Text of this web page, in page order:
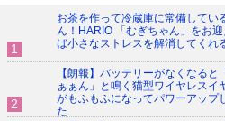
お茶を作って冷蔵庫に常備してい
ん！HARIO 「むぎちゃん」をお
ば小さなストレスを解消してくれ
【朗報】バッテリーがなくなると
ぁぁん」と鳴く猫型ワイヤレスイ
がもふもふになってパワーアップ
た